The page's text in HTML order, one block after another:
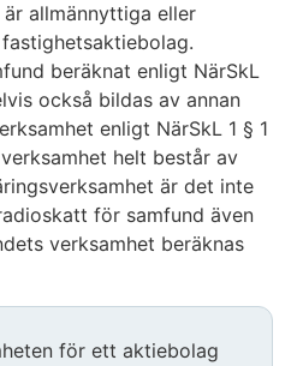
allmännyttiga eller
beräknat enligt NärSkL
också bildas av annan
enligt NärSkL 1 § 1
helt består av
är det inte
för samfund även
verksamhet beräknas
för ett aktiebolag